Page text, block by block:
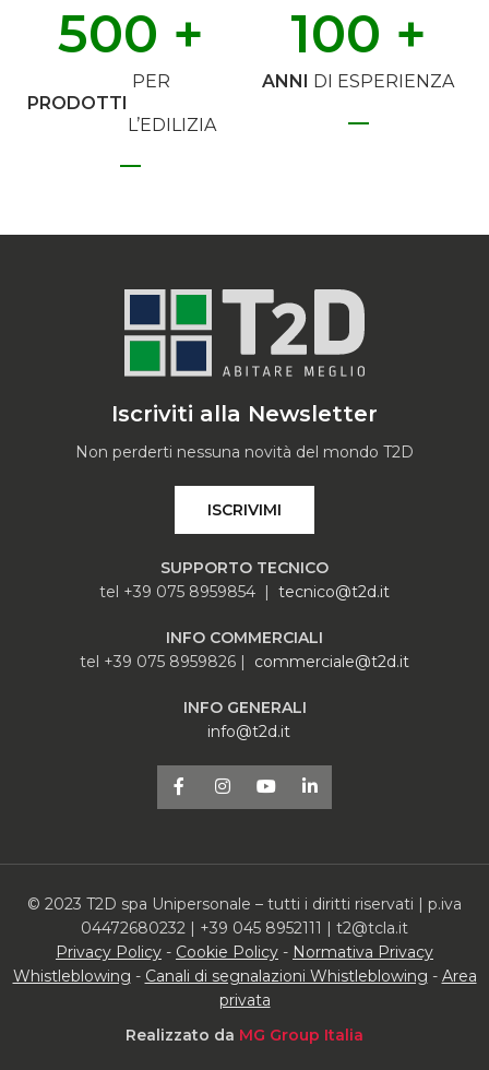
PRODOTTI
PER
L’EDILIZIA
500 +
ANNI DI ESPERIENZA
100 +
Iscriviti alla Newsletter
Non perderti nessuna novità del mondo T2D
ISCRIVIMI
SUPPORTO TECNICO
tel +39 075 8959854 | tecnico@t2d.it
INFO COMMERCIALI
tel +39 075 8959826 | commerciale@t2d.it
INFO GENERALI
info@t2d.it
© 2023 T2D spa Unipersonale – tutti i diritti riservati | p.iva
04472680232 | +39 045 8952111 | t2@tcla.it
Privacy Policy - Cookie Policy - Normativa Privacy
Whistleblowing - Canali di segnalazioni Whistleblowing - Area
privata
Realizzato da MG Group Italia